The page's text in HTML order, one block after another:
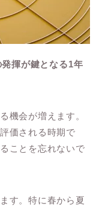
揮が鍵となる1年
機会が増えます。
価される時期で
ことを忘れないで
す。特に春から夏